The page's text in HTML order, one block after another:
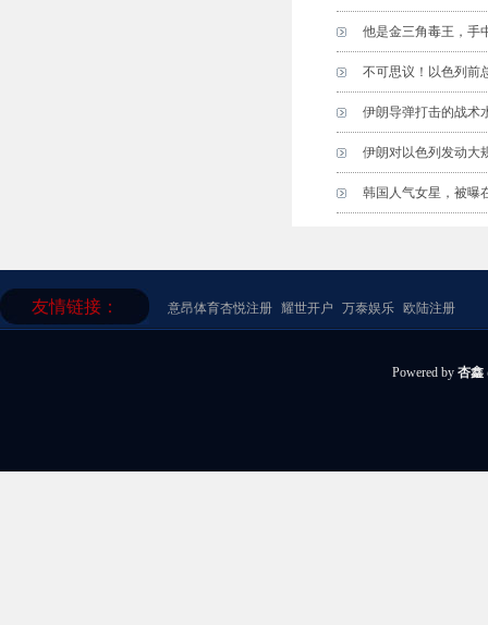
他是金三角毒王，手
不可思议！以色列前
伊朗导弹打击的战术
伊朗对以色列发动大
韩国人气女星，被曝
友情链接： 意昂体育杏悦注册 耀世开户 万泰娱乐 欧陆注册
Powered by 杏鑫